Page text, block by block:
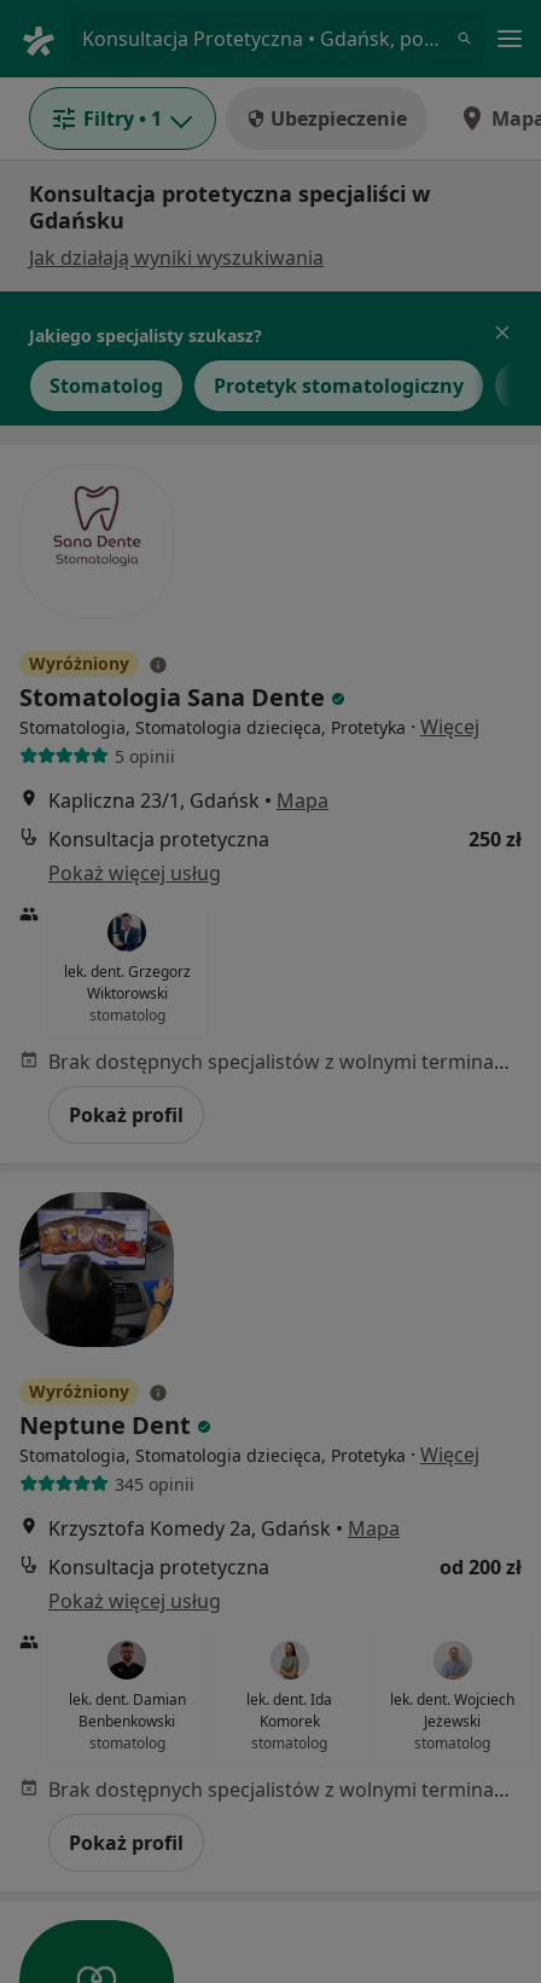
Konsultacja Protetyczna • Gdańsk, pomorskie
Filtry • 1 Ubezpieczenie
Konsultacja protetyczna specjaliści w
Gdańsku
Jak działają wyniki wyszukiwania
Jakiego specjalisty szukasz?
Stomatolog Protetyk stomatologiczny
Wyróżniony
Stomatologia Sana Dente
Stomatologia, Stomatologia dziecięca, Protetyka · Więcej
5 opinii
Kapliczna 23/1, Gdańsk • Mapa
Konsultacja protetyczna
250 zł
Pokaż więcej usług
lek. dent. Grzegorz
Wiktorowski
stomatolog
Brak dostępnych specjalistów z wolnymi terminami w tym centrum medycznym.
Pokaż profil
Wyróżniony
Neptune Dent
Stomatologia, Stomatologia dziecięca, Protetyka · Więcej
345 opinii
Krzysztofa Komedy 2a, Gdańsk • Mapa
Konsultacja protetyczna
od 200 zł
Pokaż więcej usług
lek. dent. Damian
Benbenkowski
stomatolog
lek. dent. Ida
Komorek
stomatolog
lek. dent. Wojciech
Jeżewski
stomatolog
Brak dostępnych specjalistów z wolnymi terminami w tym centrum medycznym.
Pokaż profil